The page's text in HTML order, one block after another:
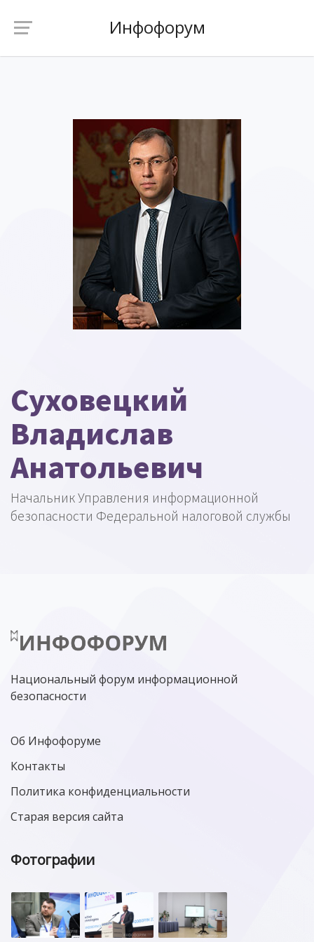
Инфофорум
Суховецкий
Владислав
Анатольевич
Начальник Управления информационной
безопасности Федеральной налоговой службы
Национальный форум информационной
безопасности
Об Инфофоруме
Контакты
Политика конфиденциальности
Старая версия сайта
Фотографии